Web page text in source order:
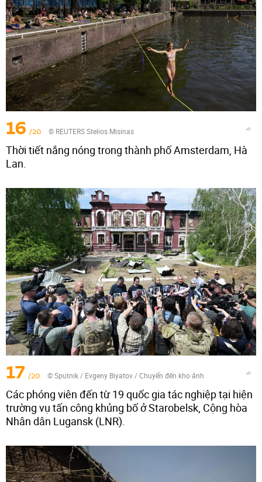
16 /20 © REUTERS Stelios Misinas
Thời tiết nắng nóng trong thành phố Amsterdam, Hà
Lan.
17 /20 © Sputnik / Evgeny Biyatov/Chuyển đến kho ảnh
Các phóng viên đến từ 19 quốc gia tác nghiệp tại hiện
trường vụ tấn công khủng bố ở Starobelsk, Cộng hòa
Nhân dân Lugansk (LNR).